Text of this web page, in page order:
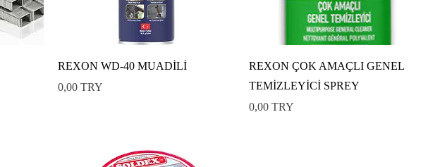
REXON WD-40 MUADİLİ
Preis
0,00 TRY
REXON ÇOK AMAÇLI GENEL
TEMİZLEYİCİ SPREY
Preis
0,00 TRY